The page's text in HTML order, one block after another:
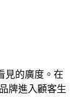
見的廣度。在
牌進入顧客生